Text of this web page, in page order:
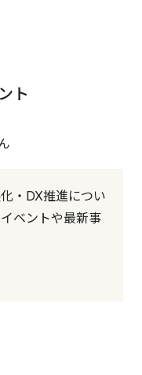
ト
・DX推進につい
ベントや最新事